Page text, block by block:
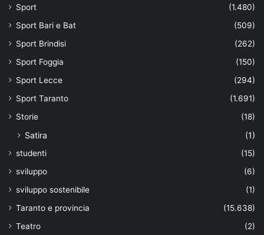
Sport
(1.480)
Sport Bari e Bat
(509)
Sport Brindisi
(262)
Sport Foggia
(150)
Sport Lecce
(294)
Sport Taranto
(1.691)
Storie
(18)
Satira (1)
studenti
(15)
sviluppo
(6)
sviluppo sostenibile
(1)
Taranto e provincia
(15.638)
Teatro
(2)